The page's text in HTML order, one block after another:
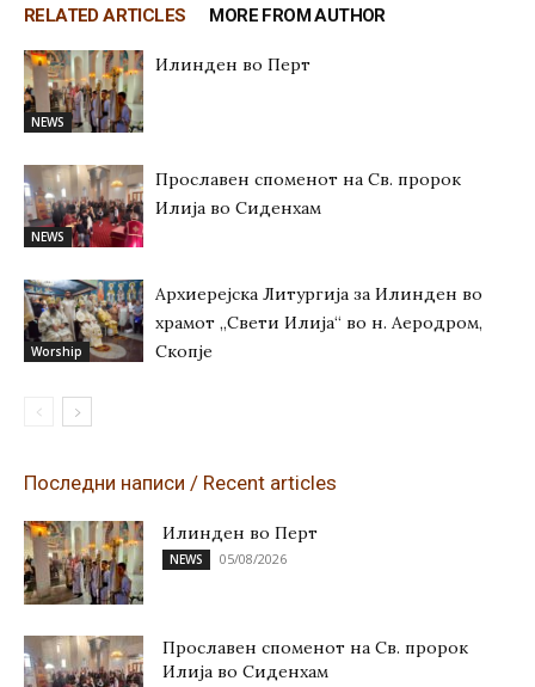
RELATED ARTICLES MORE FROM AUTHOR
NEWS
Илинден во Перт
NEWS
Прославен споменот на Св. пророк
Илија во Сиденхам
Worship
Архиерејска Литургија за Илинден во
храмот „Свети Илија“ во н. Аеродром,
Скопје
Последни написи / Recent articles
Илинден во Перт
NEWS 05/08/2026
Прославен споменот на Св. пророк
Илија во Сиденхам